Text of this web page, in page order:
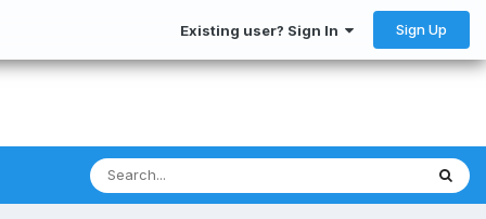
Existing user? Sign In Sign Up